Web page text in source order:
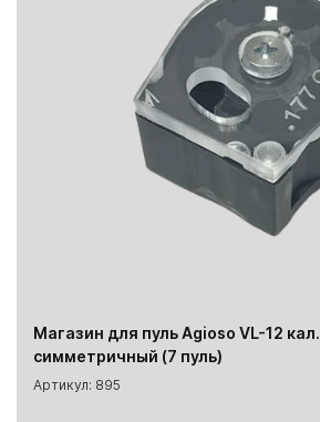
Магазин для пуль Agioso VL-12
симметричный (7 пуль)
Артикул: 895